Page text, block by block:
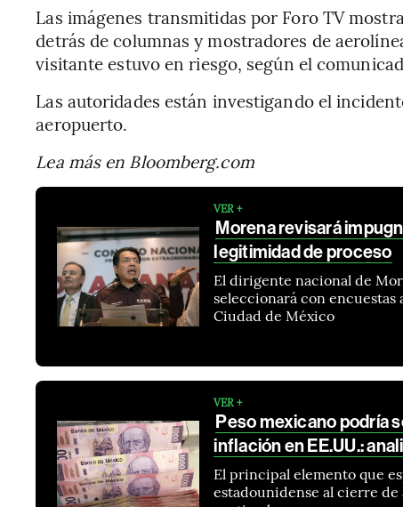
Las imágenes transmitidas por Foro TV
detrás de columnas y mostradores de
visitante estuvo en riesgo, según el
Las autoridades están investigando el
aeropuerto.
Lea más en Bloomberg.com
VER +
Morena revisará
legitimidad de proceso
El dirigente nacional de
seleccionará con encuestas
Ciudad de México
VER +
Peso mexicano podría
inflación en EE.UU.:
El principal elemento que
estadounidense al cierre de